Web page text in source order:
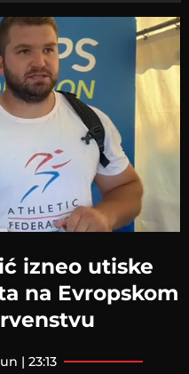
izneo utiske
na Evropskom
| 23:13